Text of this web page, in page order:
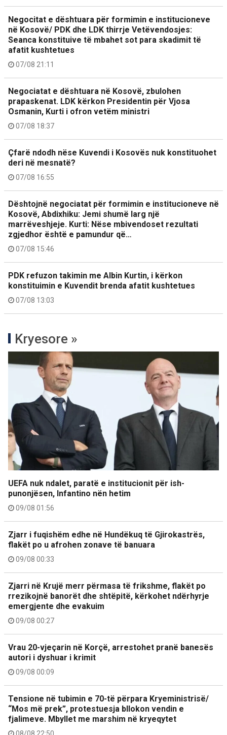
Negocitat e dështuara për formimin e institucioneve
në Kosovë/ PDK dhe LDK thirrje Vetëvendosjes:
Seanca konstituive të mbahet sot para skadimit të
afatit kushtetues
07/08 21:11
Negociatat e dështuara në Kosovë, zbulohen
prapaskenat. LDK kërkon Presidentin për Vjosa
Osmanin, Kurti i ofron vetëm ministri
07/08 18:37
Çfarë ndodh nëse Kuvendi i Kosovës nuk konstituohet
deri në mesnatë?
07/08 16:55
Dështojnë negociatat për formimin e institucioneve në
Kosovë, Abdixhiku: Jemi shumë larg një
marrëveshjeje. Kurti: Nëse mbivendoset rezultati
zgjedhor është e pamundur që…
07/08 15:46
PDK refuzon takimin me Albin Kurtin, i kërkon
konstituimin e Kuvendit brenda afatit kushtetues
07/08 13:03
Kryesore »
UEFA nuk ndalet, paratë e institucionit për ish-
punonjësen, Infantino nën hetim
09/08 01:56
Zjarr i fuqishëm edhe në Hundëkuq të Gjirokastrës,
flakët po u afrohen zonave të banuara
09/08 00:33
Zjarri në Krujë merr përmasa të frikshme, flakët po
rrezikojnë banorët dhe shtëpitë, kërkohet ndërhyrje
emergjente dhe evakuim
09/08 00:27
Vrau 20-vjeçarin në Korçë, arrestohet pranë banesës
autori i dyshuar i krimit
09/08 00:09
Tensione në tubimin e 70-të përpara Kryeministrisë/
“Mos më prek”, protestuesja bllokon vendin e
fjalimeve. Mbyllet me marshim në kryeqytet